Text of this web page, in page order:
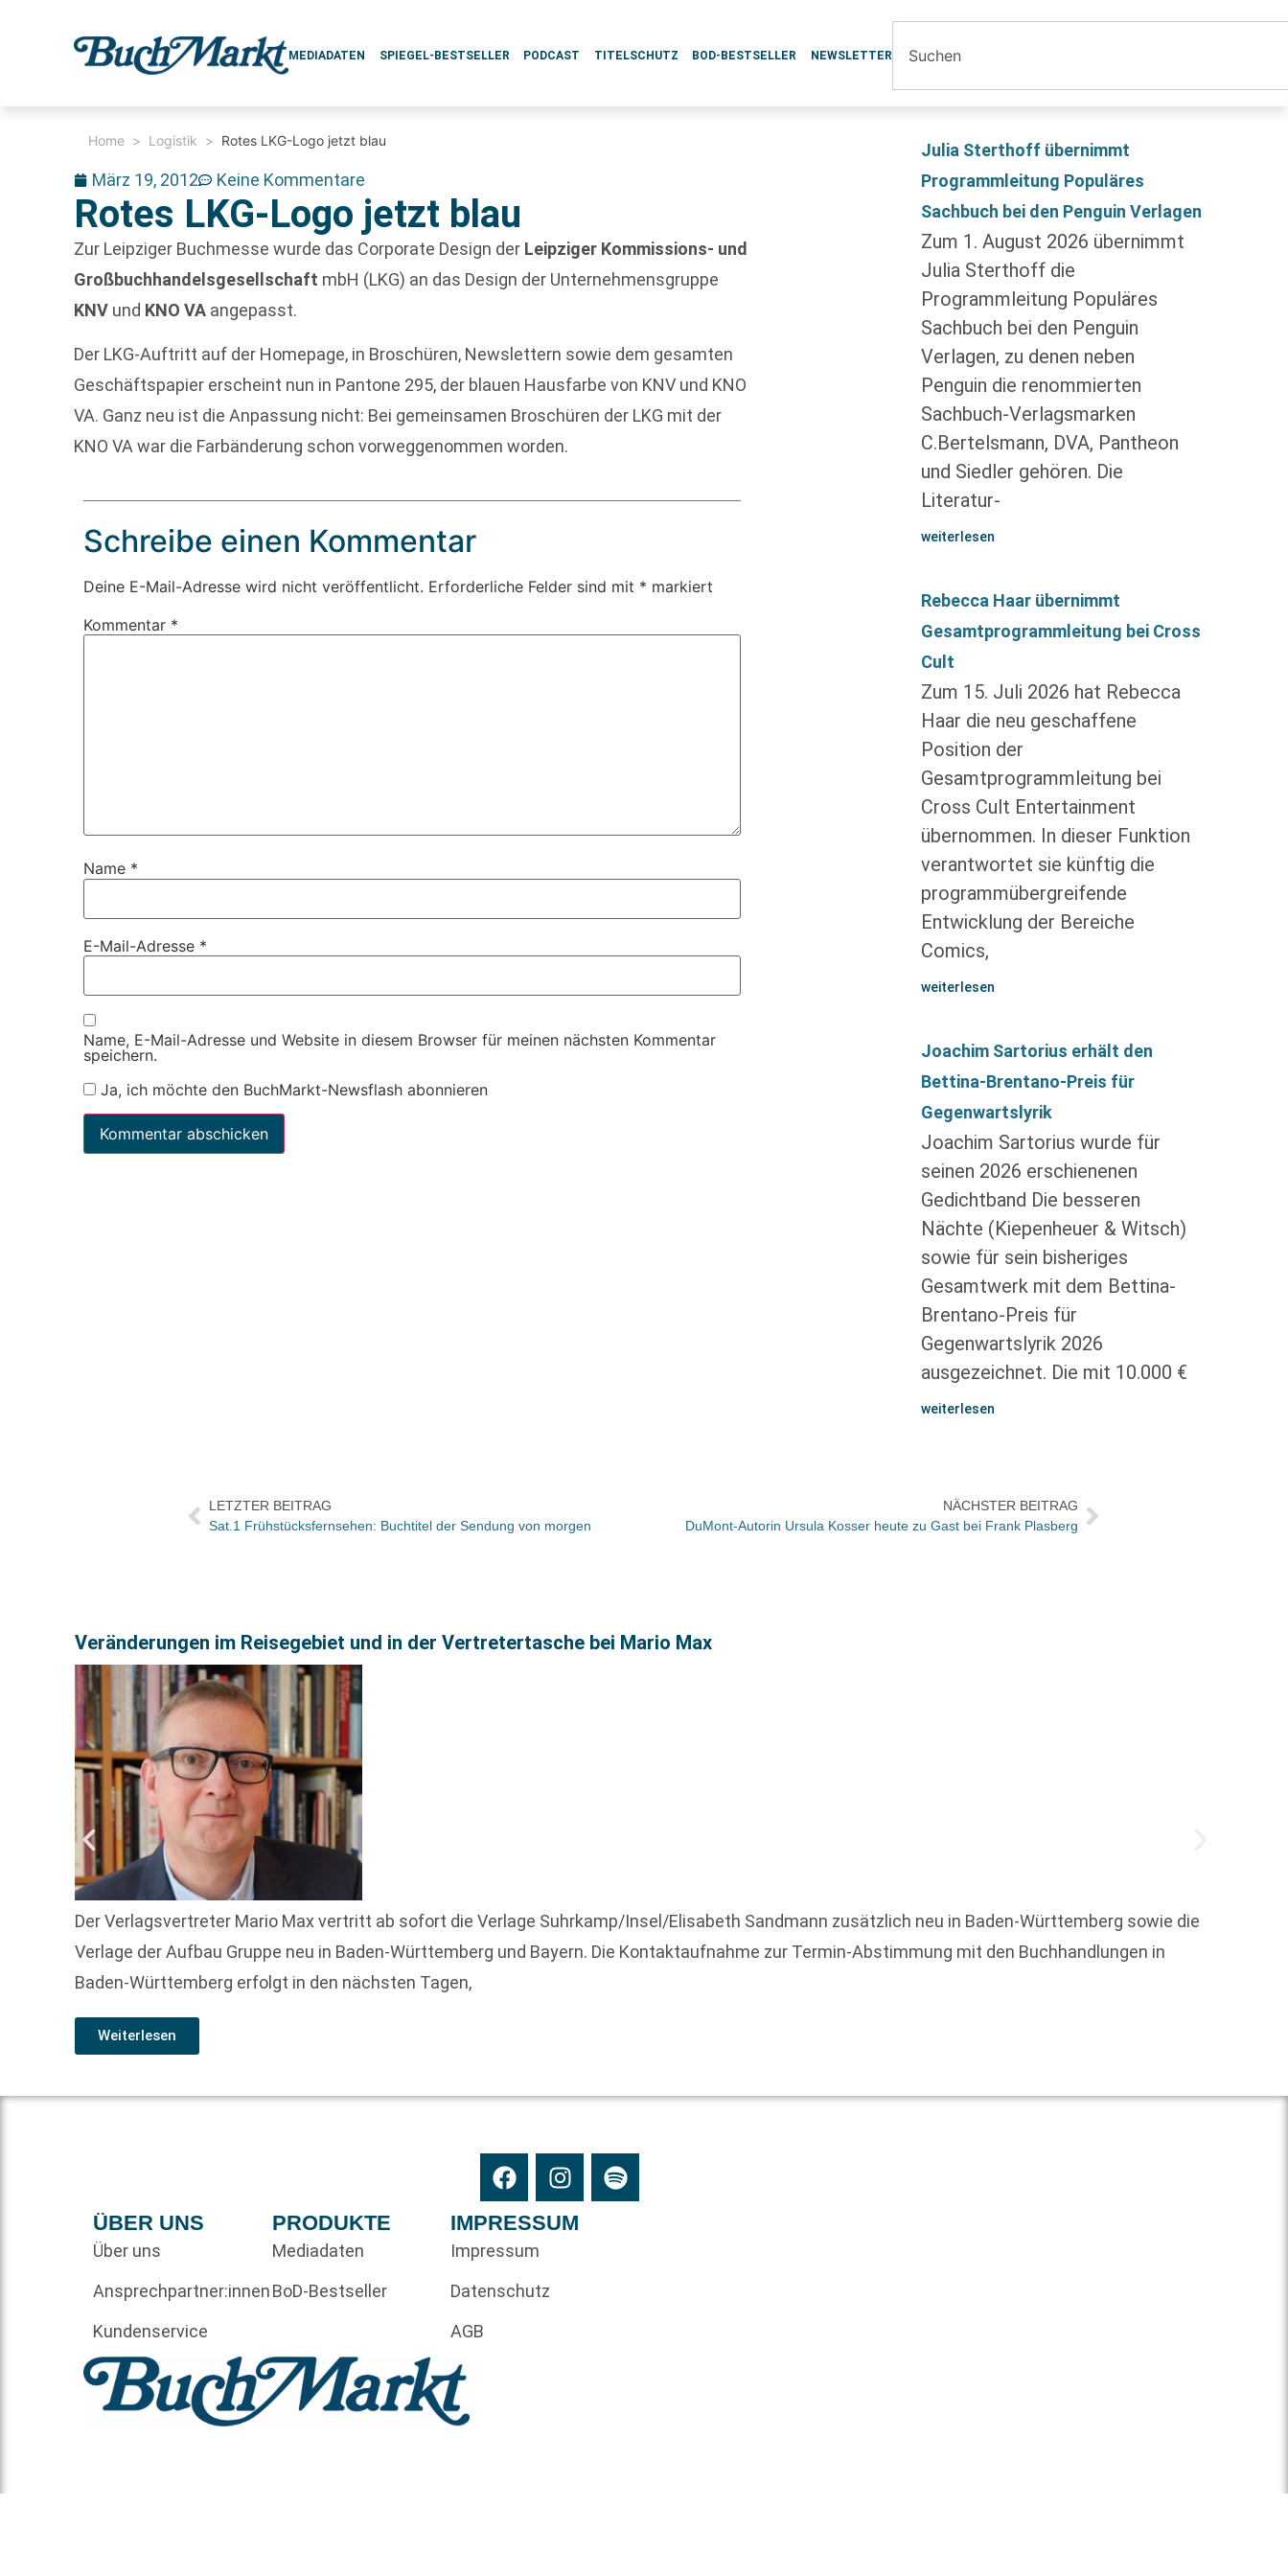
MEDIADATEN SPIEGEL-BESTSELLER PODCAST TITELSCHUTZ BOD-BESTSELLER NEWSLETTER
Home > Logistik > Rotes LKG-Logo jetzt blau
März 19, 2012 Keine Kommentare
Rotes LKG-Logo jetzt blau
Zur Leipziger Buchmesse wurde das Corporate Design der Leipziger Kommissions- und
Großbuchhandelsgesellschaft mbH (LKG) an das Design der Unternehmensgruppe
KNV und KNO VA angepasst.
Der LKG-Auftritt auf der Homepage, in Broschüren, Newslettern sowie dem gesamten
Geschäftspapier erscheint nun in Pantone 295, der blauen Hausfarbe von KNV und KNO
VA. Ganz neu ist die Anpassung nicht: Bei gemeinsamen Broschüren der LKG mit der
KNO VA war die Farbänderung schon vorweggenommen worden.
Schreibe einen Kommentar
Deine E-Mail-Adresse wird nicht veröffentlicht. Erforderliche Felder sind mit * markiert
Kommentar *
Name *
E-Mail-Adresse *
Name, E-Mail-Adresse und Website in diesem Browser für meinen nächsten Kommentar
speichern.
Ja, ich möchte den BuchMarkt-Newsflash abonnieren
Julia Sterthoff übernimmt
Programmleitung Populäres
Sachbuch bei den Penguin Verlagen
Zum 1. August 2026 übernimmt
Julia Sterthoff die
Programmleitung Populäres
Sachbuch bei den Penguin
Verlagen, zu denen neben
Penguin die renommierten
Sachbuch-Verlagsmarken
C.Bertelsmann, DVA, Pantheon
und Siedler gehören. Die
Literatur-
weiterlesen
Rebecca Haar übernimmt
Gesamtprogrammleitung bei Cross
Cult
Zum 15. Juli 2026 hat Rebecca
Haar die neu geschaffene
Position der
Gesamtprogrammleitung bei
Cross Cult Entertainment
übernommen. In dieser Funktion
verantwortet sie künftig die
programmübergreifende
Entwicklung der Bereiche
Comics,
weiterlesen
Joachim Sartorius erhält den
Bettina-Brentano-Preis für
Gegenwartslyrik
Joachim Sartorius wurde für
seinen 2026 erschienenen
Gedichtband Die besseren
Nächte (Kiepenheuer & Witsch)
sowie für sein bisheriges
Gesamtwerk mit dem Bettina-
Brentano-Preis für
Gegenwartslyrik 2026
ausgezeichnet. Die mit 10.000 €
weiterlesen
LETZTER BEITRAG
Sat.1 Frühstücksfernsehen: Buchtitel der Sendung von morgen
NÄCHSTER BEITRAG
DuMont-Autorin Ursula Kosser heute zu Gast bei Frank Plasberg
Veränderungen im Reisegebiet und in der Vertretertasche bei Mario Max
Der Verlagsvertreter Mario Max vertritt ab sofort die Verlage Suhrkamp/Insel/Elisabeth Sandmann zusätzlich neu in Baden-Württemberg sowie die
Verlage der Aufbau Gruppe neu in Baden-Württemberg und Bayern. Die Kontaktaufnahme zur Termin-Abstimmung mit den Buchhandlungen in
Baden-Württemberg erfolgt in den nächsten Tagen,
Weiterlesen
ÜBER UNS
Über uns
Ansprechpartner:innen
Kundenservice
PRODUKTE
Mediadaten
BoD-Bestseller
IMPRESSUM
Impressum
Datenschutz
AGB